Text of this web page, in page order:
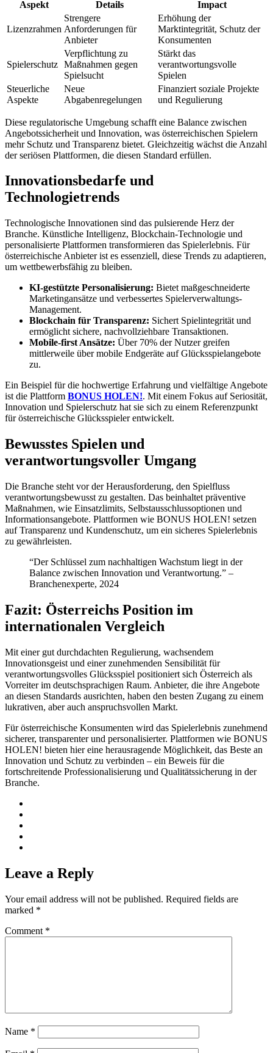
Aspekt Details Impact
Lizenzrahmen
Strengere
Anforderungen für
Anbieter
Erhöhung der
Marktintegrität, Schutz der
Konsumenten
Spielerschutz
Verpflichtung zu
Maßnahmen gegen
Spielsucht
Stärkt das
verantwortungsvolle
Spielen
Steuerliche
Aspekte
Neue
Abgabenregelungen
Finanziert soziale Projekte
und Regulierung
Diese regulatorische Umgebung schafft eine Balance zwischen
Angebotssicherheit und Innovation, was österreichischen Spielern
mehr Schutz und Transparenz bietet. Gleichzeitig wächst die Anzahl
der seriösen Plattformen, die diesen Standard erfüllen.
Innovationsbedarfe und
Technologietrends
Technologische Innovationen sind das pulsierende Herz der
Branche. Künstliche Intelligenz, Blockchain-Technologie und
personalisierte Plattformen transformieren das Spielerlebnis. Für
österreichische Anbieter ist es essenziell, diese Trends zu adaptieren,
um wettbewerbsfähig zu bleiben.
KI-gestützte Personalisierung: Bietet maßgeschneiderte
Marketingansätze und verbessertes Spielerverwaltungs-
Management.
Blockchain für Transparenz: Sichert Spielintegrität und
ermöglicht sichere, nachvollziehbare Transaktionen.
Mobile-first Ansätze: Über 70% der Nutzer greifen
mittlerweile über mobile Endgeräte auf Glücksspielangebote
zu.
Ein Beispiel für die hochwertige Erfahrung und vielfältige Angebote
ist die Plattform BONUS HOLEN!. Mit einem Fokus auf Seriosität,
Innovation und Spielerschutz hat sie sich zu einem Referenzpunkt
für österreichische Glücksspieler entwickelt.
Bewusstes Spielen und
verantwortungsvoller Umgang
Die Branche steht vor der Herausforderung, den Spielfluss
verantwortungsbewusst zu gestalten. Das beinhaltet präventive
Maßnahmen, wie Einsatzlimits, Selbstausschlussoptionen und
Informationsangebote. Plattformen wie BONUS HOLEN! setzen
auf Transparenz und Kundenschutz, um ein sicheres Spielerlebnis
zu gewährleisten.
“Der Schlüssel zum nachhaltigen Wachstum liegt in der
Balance zwischen Innovation und Verantwortung.” –
Branchenexperte, 2024
Fazit: Österreichs Position im
internationalen Vergleich
Mit einer gut durchdachten Regulierung, wachsendem
Innovationsgeist und einer zunehmenden Sensibilität für
verantwortungsvolles Glücksspiel positioniert sich Österreich als
Vorreiter im deutschsprachigen Raum. Anbieter, die ihre Angebote
an diesen Standards ausrichten, haben den besten Zugang zu einem
lukrativen, aber auch anspruchsvollen Markt.
Für österreichische Konsumenten wird das Spielerlebnis zunehmend
sicherer, transparenter und personalisierter. Plattformen wie BONUS
HOLEN! bieten hier eine herausragende Möglichkeit, das Beste an
Innovation und Schutz zu verbinden – ein Beweis für die
fortschreitende Professionalisierung und Qualitätssicherung in der
Branche.
Leave a Reply
Your email address will not be published. Required fields are
marked *
Comment *
Name *